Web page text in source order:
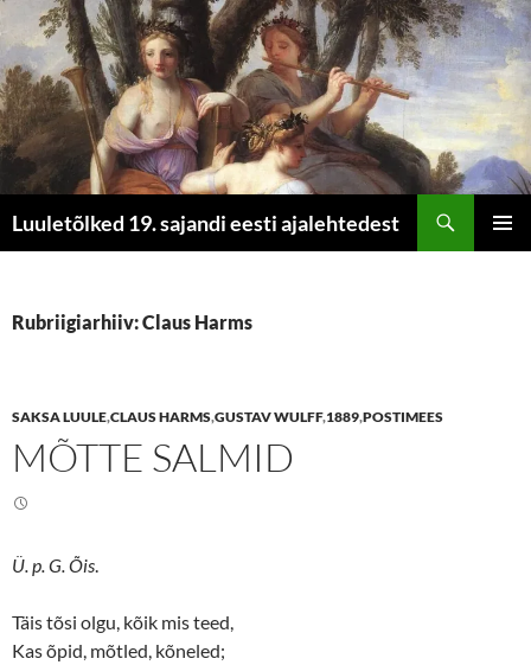
Luuletõlked 19. sajandi eesti ajalehtedest
Rubriigiarhiiv: Claus Harms
SAKSA LUULE,CLAUS HARMS,GUSTAV WULFF,1889,POSTIMEES
MÕTTE SALMID
Ü. p. G. Õis.
Täis tõsi olgu, kõik mis teed,
Kas õpid, mõtled, kõneled;